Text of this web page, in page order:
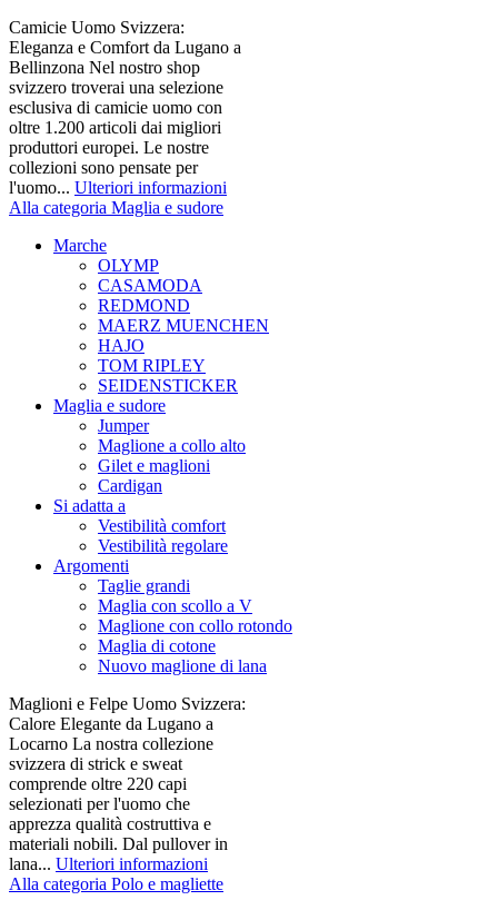
Camicie Uomo Svizzera:
Eleganza e Comfort da Lugano a
Bellinzona Nel nostro shop
svizzero troverai una selezione
esclusiva di camicie uomo con
oltre 1.200 articoli dai migliori
produttori europei. Le nostre
collezioni sono pensate per
l'uomo... Ulteriori informazioni
Alla categoria Maglia e sudore
Marche
OLYMP
CASAMODA
REDMOND
MAERZ MUENCHEN
HAJO
TOM RIPLEY
SEIDENSTICKER
Maglia e sudore
Jumper
Maglione a collo alto
Gilet e maglioni
Cardigan
Si adatta a
Vestibilità comfort
Vestibilità regolare
Argomenti
Taglie grandi
Maglia con scollo a V
Maglione con collo rotondo
Maglia di cotone
Nuovo maglione di lana
Maglioni e Felpe Uomo Svizzera:
Calore Elegante da Lugano a
Locarno La nostra collezione
svizzera di strick e sweat
comprende oltre 220 capi
selezionati per l'uomo che
apprezza qualità costruttiva e
materiali nobili. Dal pullover in
lana... Ulteriori informazioni
Alla categoria Polo e magliette